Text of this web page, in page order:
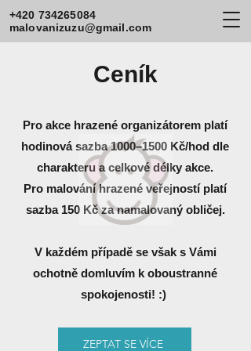
+420 734265084
malovanizuzu@gmail.com
Ceník
Pro akce hrazené organizátorem platí
hodinová sazba 1000–1500 Kč/hod dle
charakteru a celkové délky akce.
Pro malování hrazené veřejností platí
sazba 150 Kč za namalovaný obličej.
V každém případě se však s Vámi
ochotně domluvím k oboustranné
spokojenosti! :)
ZEPTAT SE VÍCE